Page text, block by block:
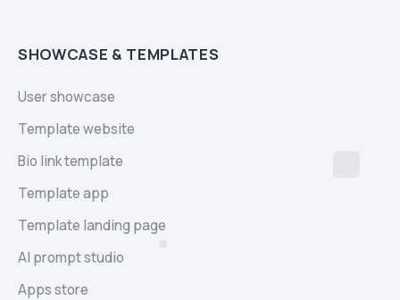
SHOWCASE & TEMPLATES
User showcase
Template website
Bio link template
Template app
Template landing page
AI prompt studio
Apps store